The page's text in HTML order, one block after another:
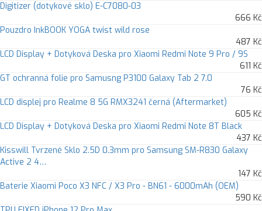
Digitizer (dotykové sklo) E-C7080-03
666 Kč
Pouzdro InkBOOK YOGA twist wild rose
487 Kč
LCD Display + Dotyková Deska pro Xiaomi Redmi Note 9 Pro / 9S
611 Kč
GT ochranná folie pro Samusng P3100 Galaxy Tab 2 7.0
76 Kč
LCD displej pro Realme 8 5G RMX3241 černá (Aftermarket)
605 Kč
LCD Display + Dotyková Deska pro Xiaomi Redmi Note 8T Black
437 Kč
Kisswill Tvrzené Sklo 2.5D 0.3mm pro Samsung SM-R830 Galaxy
Active 2 4…
147 Kč
Baterie Xiaomi Poco X3 NFC / X3 Pro - BN61 - 6000mAh (OEM)
590 Kč